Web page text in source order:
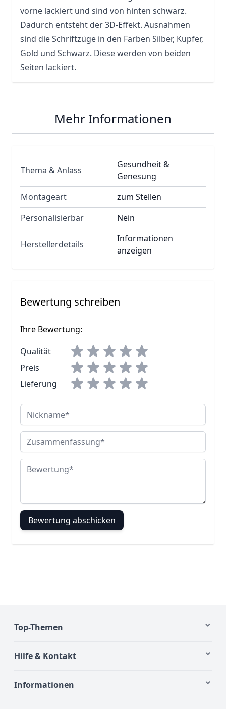
vorne lackiert und sind von hinten schwarz.
Dadurch entsteht der 3D-Effekt. Ausnahmen
sind die Schriftzüge in den Farben Silber, Kupfer,
Gold und Schwarz. Diese werden von beiden
Seiten lackiert.
Mehr Informationen
Thema & Anlass
Gesundheit &
Genesung
Montageart
zum Stellen
Personalisierbar
Nein
Herstellerdetails
Informationen
anzeigen
Bewertung schreiben
Ihre Bewertung:
Qualität
Preis
Lieferung
Nickname
Zusammenfassung
Bewertung
Bewertung abschicken
Top-Themen
Hilfe & Kontakt
Informationen